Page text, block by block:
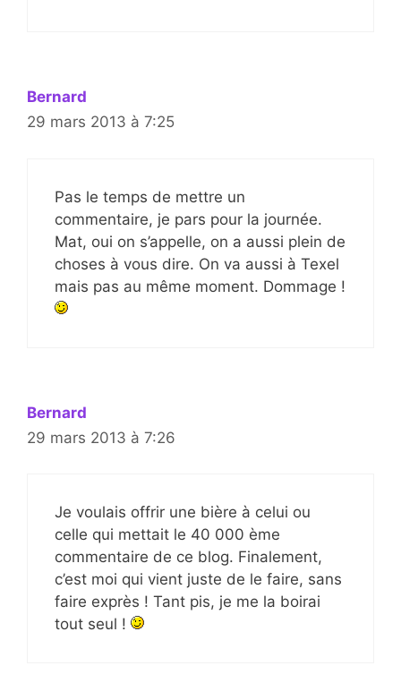
Bernard
29 mars 2013 à 7:25
Pas le temps de mettre un
commentaire, je pars pour la journée.
Mat, oui on s’appelle, on a aussi plein de
choses à vous dire. On va aussi à Texel
mais pas au même moment. Dommage !
Bernard
29 mars 2013 à 7:26
Je voulais offrir une bière à celui ou
celle qui mettait le 40 000 ème
commentaire de ce blog. Finalement,
c’est moi qui vient juste de le faire, sans
faire exprès ! Tant pis, je me la boirai
tout seul !